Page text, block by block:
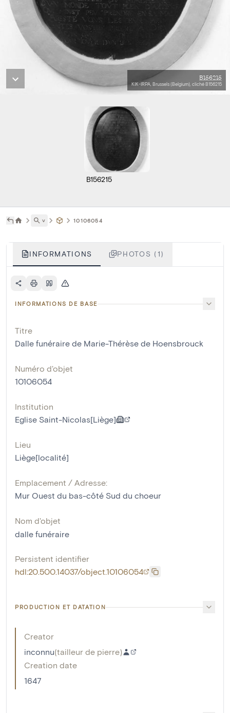
B156215
KIK-IRPA, Brussels (Belgium), cliché B156215
B156215
˅ 10106054
INFORMATIONS PHOTOS (1)
INFORMATIONS DE BASE
Titre
Dalle funéraire de Marie-Thérèse de Hoensbrouck
Numéro d'objet
10106054
Institution
Eglise Saint-Nicolas[Liège]
Lieu
Liège[localité]
Emplacement / Adresse:
Mur Ouest du bas-côté Sud du choeur
Nom d'objet
dalle funéraire
Persistent identifier
hdl:20.500.14037/object.10106054
PRODUCTION ET DATATION
Creator
inconnu(tailleur de pierre)
Creation date
1647